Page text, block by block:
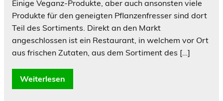
Einige Veganz-Produkte, aber auch ansonsten viele
Produkte für den geneigten Pflanzenfresser sind dort
Teil des Sortiments. Direkt an den Markt
angeschlossen ist ein Restaurant, in welchem vor Ort
aus frischen Zutaten, aus dem Sortiment des […]
Weiterlesen